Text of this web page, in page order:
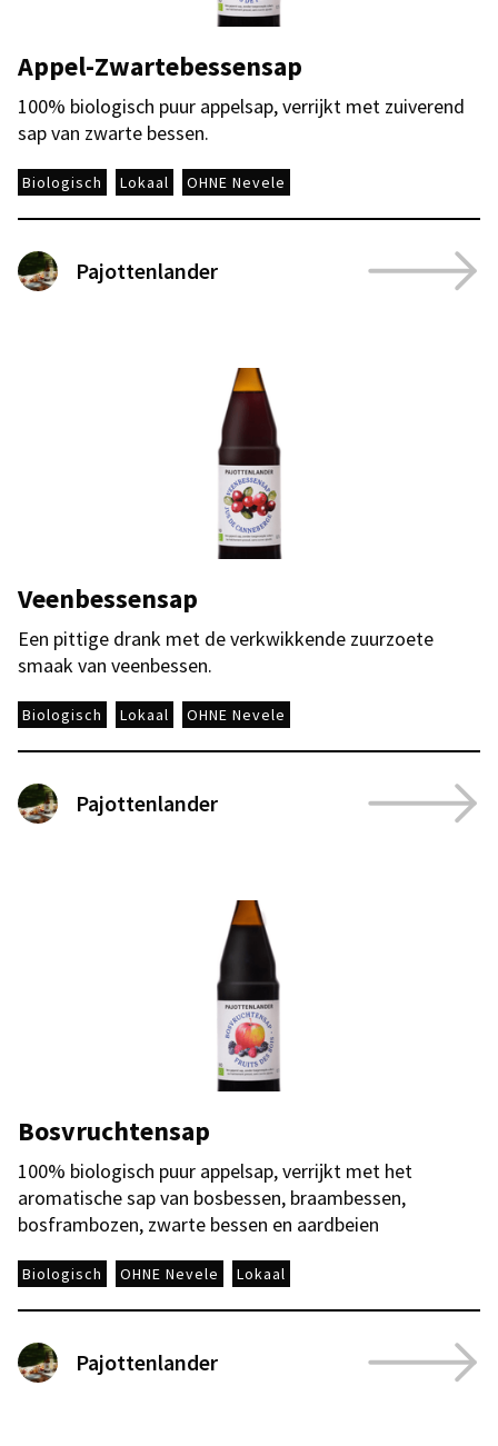
Appel-Zwartebessensap
100% biologisch puur appelsap, verrijkt met zuiverend
sap van zwarte bessen.
Biologisch Lokaal OHNE Nevele
Pajottenlander
Veenbessensap
Een pittige drank met de verkwikkende zuurzoete
smaak van veenbessen.
Biologisch Lokaal OHNE Nevele
Pajottenlander
Bosvruchtensap
100% biologisch puur appelsap, verrijkt met het
aromatische sap van bosbessen, braambessen,
bosframbozen, zwarte bessen en aardbeien
Biologisch OHNE Nevele Lokaal
Pajottenlander